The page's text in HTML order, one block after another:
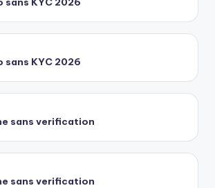
KYC 2026
sans verification
sans verification